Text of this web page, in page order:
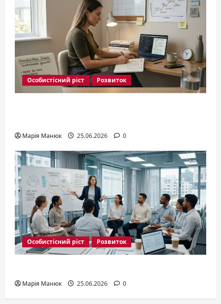
Особистісний ріст Розвиток
Марія Манюк 25.06.2026 0
Особистісний ріст Розвиток
Марія Манюк 25.06.2026 0